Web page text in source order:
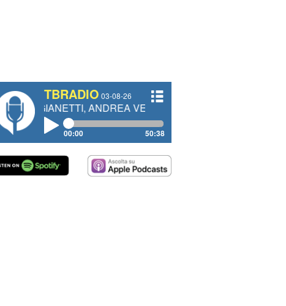
TBRADIO 03-08-26
ANDREA VENDRAME, FILIPPO FIORELLI
00:00 50:38